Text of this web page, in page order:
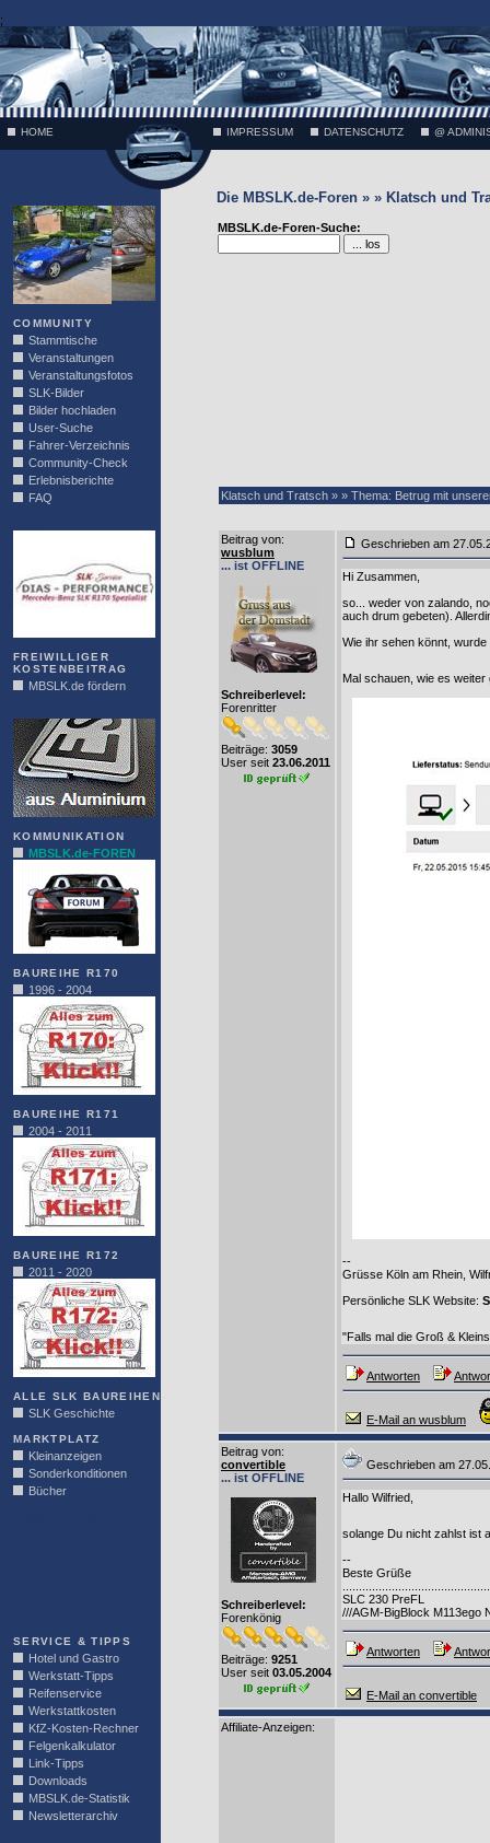
;
HOME IMPRESSUM DATENSCHUTZ @
COMMUNITY
Stammtische
Veranstaltungen
Veranstaltungsfotos
SLK-Bilder
Bilder hochladen
User-Suche
Fahrer-Verzeichnis
Community-Check
Erlebnisberichte
FAQ
FREIWILLIGER
KOSTENBEITRAG
MBSLK.de fördern
KOMMUNIKATION
MBSLK.de-FOREN
BAUREIHE R170
1996 - 2004
BAUREIHE R171
2004 - 2011
BAUREIHE R172
2011 - 2020
ALLE SLK BAUREIHEN
SLK Geschichte
MARKTPLATZ
Kleinanzeigen
Sonderkonditionen
Bücher
SERVICE & TIPPS
Hotel und Gastro
Werkstatt-Tipps
Reifenservice
Werkstattkosten
KfZ-Kosten-Rechner
Felgenkalkulator
Link-Tipps
Downloads
MBSLK.de-Statistik
Newsletterarchiv
Die MBSLK.de-Foren » » Klatsch und
MBSLK.de-Foren-Suche:
Klatsch und Tratsch » » Thema: Betrug mit
Beitrag von:
wusblum
... ist OFFLINE
Schreiberlevel:
Forenritter
Beiträge: 3059
User seit 23.06.2011
Geschrieben am
Hi Zusammen,
so... weder von zalando,
auch drum gebeten).
Wie ihr sehen könnt,
Mal schauen, wie es
--
Grüsse Köln am Rhein,
Persönliche SLK Website:
"Falls mal die Groß &
Antworten
E-Mail an wusblum
Beitrag von:
convertible
... ist OFFLINE
Schreiberlevel:
Forenkönig
Beiträge: 9251
User seit 03.05.2004
Geschrieben am
Hallo Wilfried,
solange Du nicht zahlst ist
--
Beste Grüße
SLC 230 PreFL
///AGM-BigBlock M113ego
Antworten
E-Mail an convertible
Affiliate-Anzeigen: